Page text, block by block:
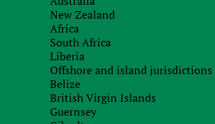
New Zealand
Africa
South Africa
Liberia
Offshore and island jurisdictions
Belize
British Virgin Islands
Guernsey
ОТВЕТЫ НА ЭТИ
Точный характер,
Место регистрации
Какие товары или